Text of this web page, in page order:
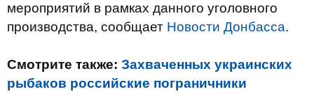
мероприятий в рамках данного уголовного
производства, сообщает Новости Донбасса.
Смотрите также: Захваченных украинских
рыбаков российские пограничники